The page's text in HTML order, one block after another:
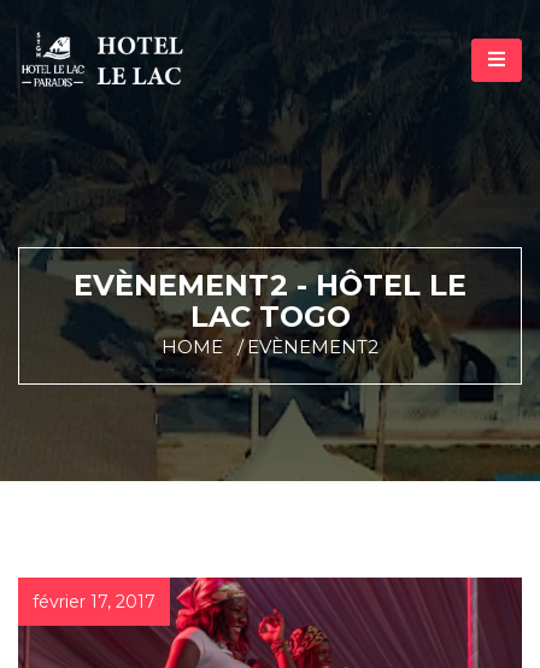
EVÈNEMENT2 - HÔTEL LE
LAC TOGO
HOME EVÈNEMENT2
février 17, 2017